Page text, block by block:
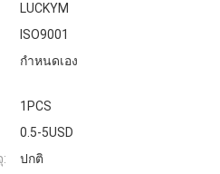
LUCKYM
ISO9001
กำหนดเอง
1PCS
0.5-5USD
ปกติ